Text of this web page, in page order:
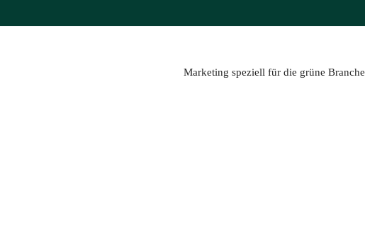
Inhalt
Marketing speziell für die grüne Branche